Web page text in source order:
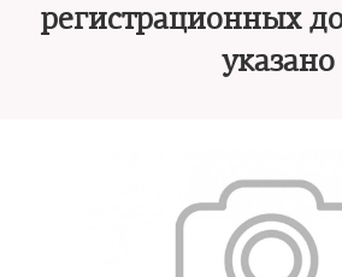
регистрационных
указано